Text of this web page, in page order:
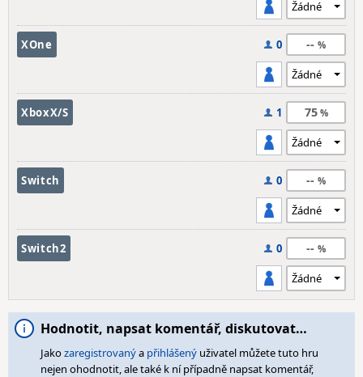
XOne 0 --
XboxX/S 1 75
Switch 0 --
Switch2 0 --
Hodnotit, napsat komentář, diskutovat…
Jakozaregistrovanýa přihlášený uživatel můžete tuto hru
nejen ohodnotit, ale také k ní případně napsat komentář,